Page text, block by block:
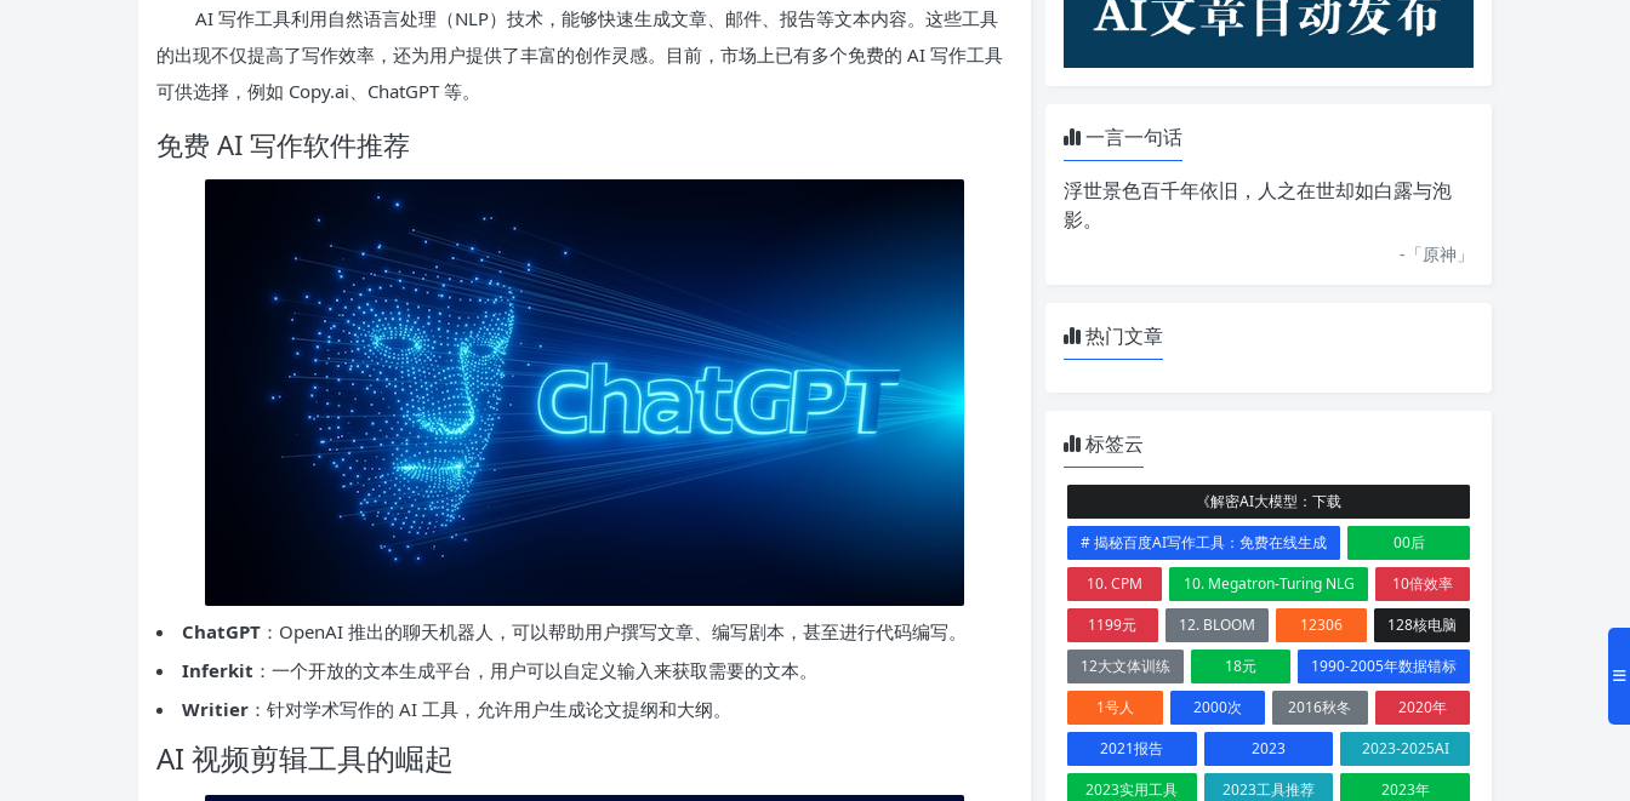
AI 写作工具利用自然语言处理（NLP）技术，能够快速生成文章、邮件、报告等文本内容。这些工具
的出现不仅提高了写作效率，还为用户提供了丰富的创作灵感。目前，市场上已有多个免费的 AI 写作工具
可供选择，例如 Copy.ai、ChatGPT 等。
免费 AI 写作软件推荐
ChatGPT ：OpenAI 推出的聊天机器人，可以帮助用户撰写文章、编写剧本，甚至进行代码编写。
Inferkit ：一个开放的文本生成平台，用户可以自定义输入来获取需要的文本。
Writier ：针对学术写作的 AI 工具，允许用户生成论文提纲和大纲。
AI 视频剪辑工具的崛起
一言一句话
浮世景色百千年依旧，人之在世却如白露与泡
影。
-「原神 」
热门文章
标签云
《解密AI大模型：下载
# 揭秘百度AI写作工具：免费在线生成
00后
10. CPM
10. Megatron-Turing NLG
10倍效率
1199元
12. BLOOM 12306
128核电脑
12大文体训练
18元
1990-2005年数据错标
1号人
2000次 2016秋冬
2020年
2021报告
2023
2023-2025AI
2023实用工具
2023工具推荐
2023年